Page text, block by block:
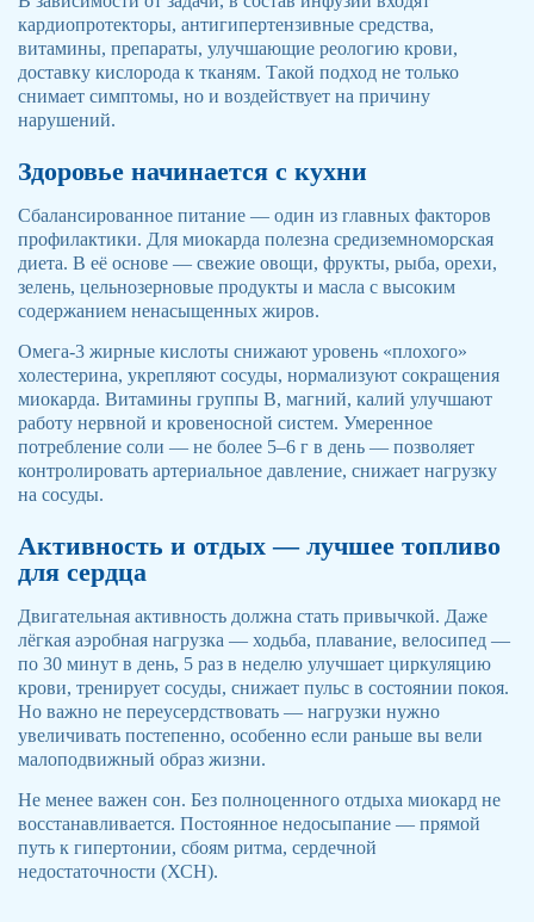
кардиопротекторы, антигипертензивные средства,
витамины, препараты, улучшающие реологию крови,
доставку кислорода к тканям. Такой подход не только
снимает симптомы, но и воздействует на причину
нарушений.
Здоровье начинается с кухни
Сбалансированное питание — один из главных факторов
профилактики. Для миокарда полезна средиземноморская
диета. В её основе — свежие овощи, фрукты, рыба, орехи,
зелень, цельнозерновые продукты и масла с высоким
содержанием ненасыщенных жиров.
Омега-3 жирные кислоты снижают уровень «плохого»
холестерина, укрепляют сосуды, нормализуют сокращения
миокарда. Витамины группы B, магний, калий улучшают
работу нервной и кровеносной систем. Умеренное
потребление соли — не более 5–6 г в день — позволяет
контролировать артериальное давление, снижает нагрузку
на сосуды.
Активность и отдых — лучшее топливо
для сердца
Двигательная активность должна стать привычкой. Даже
лёгкая аэробная нагрузка — ходьба, плавание, велосипед —
по 30 минут в день, 5 раз в неделю улучшает циркуляцию
крови, тренирует сосуды, снижает пульс в состоянии покоя.
Но важно не переусердствовать — нагрузки нужно
увеличивать постепенно, особенно если раньше вы вели
малоподвижный образ жизни.
Не менее важен сон. Без полноценного отдыха миокард не
восстанавливается. Постоянное недосыпание — прямой
путь к гипертонии, сбоям ритма, сердечной
недостаточности (ХСН).